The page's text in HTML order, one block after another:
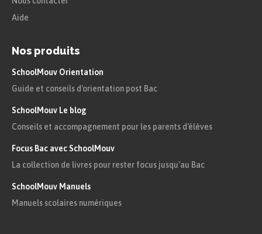
Aide
Nos produits
SchoolMouv Orientation
Guide et conseils d'orientation post Bac
SchoolMouv Le blog
Conseils et accompagnement pour les parents d'élèves
Focus Bac avec SchoolMouv
La collection de livres pour rester focus jusqu'au Bac
SchoolMouv Manuels
Manuels scolaires numériques